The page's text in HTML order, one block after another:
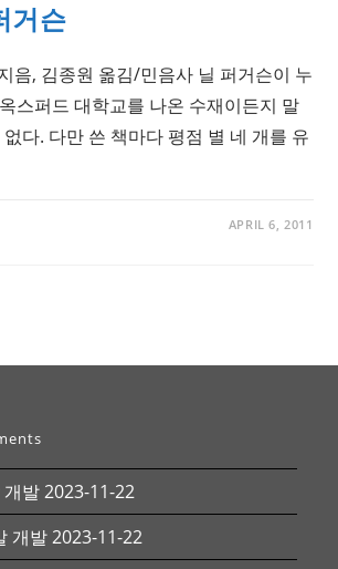
거슨
음, 김종원 옮김/민음사 닐 퍼거슨이 누
스퍼드 대학교를 나온 수재이든지 말
다. 다만 쓴 책마다 평점 별 네 개를 유
APRIL 6, 2011
개발 2023-11-22
개발 2023-11-22